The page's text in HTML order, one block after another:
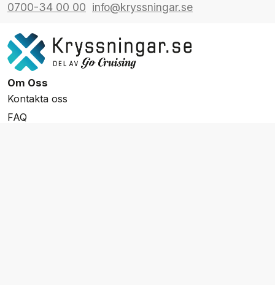
0700-34 00 00 info@kryssningar.se
Om Oss
Kontakta oss
FAQ